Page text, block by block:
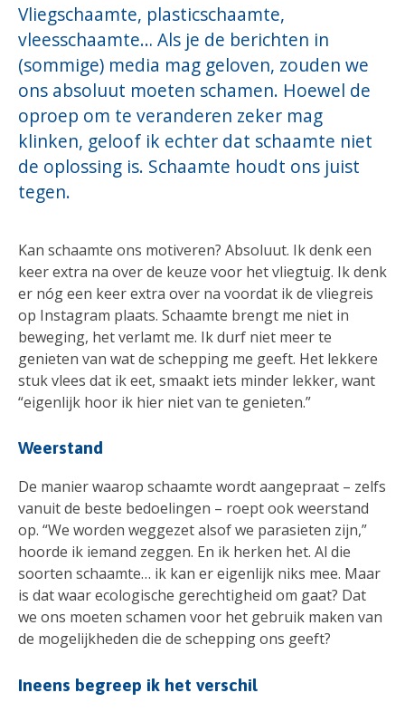
Vliegschaamte, plasticschaamte,
vleesschaamte… Als je de berichten in
(sommige) media mag geloven, zouden we
ons absoluut moeten schamen. Hoewel de
oproep om te veranderen zeker mag
klinken, geloof ik echter dat schaamte niet
de oplossing is. Schaamte houdt ons juist
tegen.
Kan schaamte ons motiveren? Absoluut. Ik denk een
keer extra na over de keuze voor het vliegtuig. Ik denk
er nóg een keer extra over na voordat ik de vliegreis
op Instagram plaats. Schaamte brengt me niet in
beweging, het verlamt me. Ik durf niet meer te
genieten van wat de schepping me geeft. Het lekkere
stuk vlees dat ik eet, smaakt iets minder lekker, want
“eigenlijk hoor ik hier niet van te genieten.”
Weerstand
De manier waarop schaamte wordt aangepraat – zelfs
vanuit de beste bedoelingen – roept ook weerstand
op. “We worden weggezet alsof we parasieten zijn,”
hoorde ik iemand zeggen. En ik herken het. Al die
soorten schaamte… ik kan er eigenlijk niks mee. Maar
is dat waar ecologische gerechtigheid om gaat? Dat
we ons moeten schamen voor het gebruik maken van
de mogelijkheden die de schepping ons geeft?
Ineens begreep ik het verschil